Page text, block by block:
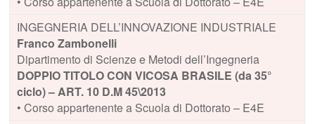
INGEGNERIA DELL’INNOVAZIONE INDUSTRIALE
Franco Zambonelli
Dipartimento di Scienze e Metodi dell’Ingegneria
DOPPIO TITOLO CON VICOSA BRASILE (da 35°
ciclo) – ART. 10 D.M 45\2013
• Corso appartenente a Scuola di Dottorato – E4E